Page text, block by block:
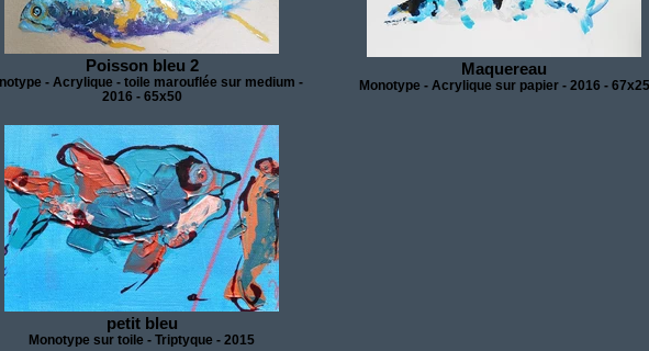
Poisson bleu 2
- Acrylique - toile marouflée sur medium -
2016 - 65x50
Maquereau
Monotype - Acrylique sur papier - 2016 - 67x25
petit bleu
Monotype sur toile - Triptyque - 2015